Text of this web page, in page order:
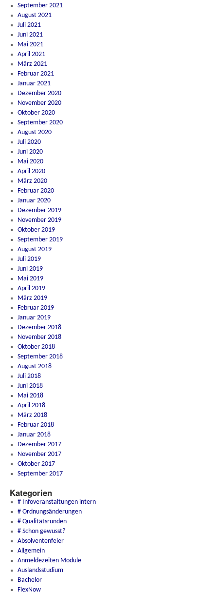
September 2021
August 2021
Juli 2021
Juni 2021
Mai 2021
April 2021
März 2021
Februar 2021
Januar 2021
Dezember 2020
November 2020
Oktober 2020
September 2020
August 2020
Juli 2020
Juni 2020
Mai 2020
April 2020
März 2020
Februar 2020
Januar 2020
Dezember 2019
November 2019
Oktober 2019
September 2019
August 2019
Juli 2019
Juni 2019
Mai 2019
April 2019
März 2019
Februar 2019
Januar 2019
Dezember 2018
November 2018
Oktober 2018
September 2018
August 2018
Juli 2018
Juni 2018
Mai 2018
April 2018
März 2018
Februar 2018
Januar 2018
Dezember 2017
November 2017
Oktober 2017
September 2017
Kategorien
# Infoveranstaltungen intern
# Ordnungsänderungen
# Qualitätsrunden
# Schon gewusst?
Absolventenfeier
Allgemein
Anmeldezeiten Module
Auslandsstudium
Bachelor
FlexNow